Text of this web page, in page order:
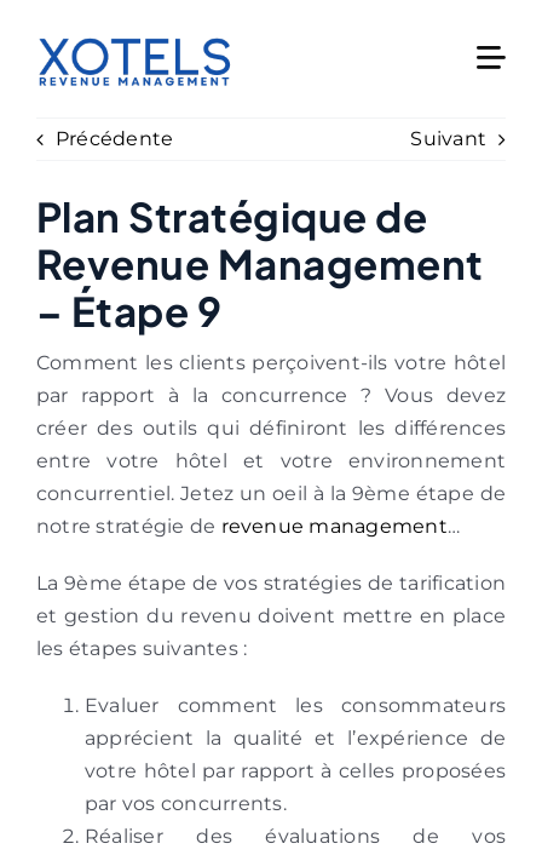
content
Précédente Suivant
Plan Stratégique de
Revenue Management
– Étape 9
Comment les clients perçoivent-ils votre hôtel
par rapport à la concurrence ? Vous devez
créer des outils qui définiront les différences
entre votre hôtel et votre environnement
concurrentiel. Jetez un oeil à la 9ème étape de
notre stratégie de revenue management…
La 9ème étape de vos stratégies de tarification
et gestion du revenu doivent mettre en place
les étapes suivantes :
Evaluer comment les consommateurs
apprécient la qualité et l’expérience de
votre hôtel par rapport à celles proposées
par vos concurrents.
Réaliser des évaluations de vos